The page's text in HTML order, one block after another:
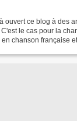
ouvert ce blog à des
le cas pour la
chanson française